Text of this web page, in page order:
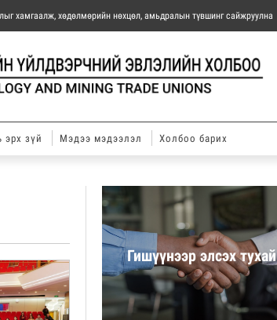
хамгаалж, хөдөлмөрийн нөхцөл, амьдралын түвшинг сайжруулна
эрх зүй Мэдээ мэдээлэл Холбоо барих
Гишүүнээр элсэх тухай